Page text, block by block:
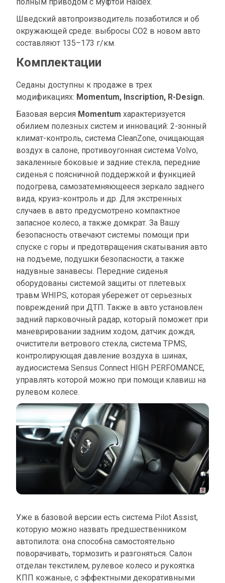
Шведский автопроизводитель позаботился и об
окружающей среде: выбросы СО2 в новом авто
составляют 135–173 г/км.
Комплектации
Седаны доступны к продаже в трех
модификациях: Momentum, Inscription, R-Design.
Базовая версия Momentum характеризуется
обилием полезных систем и инноваций: 2-зонный
климат-контроль, система CleanZone, очищающая
воздух в салоне, противоугонная система Volvo,
закаленные боковые и задние стекла, передние
сиденья с поясничной поддержкой и функцией
подогрева, самозатемняющееся зеркало заднего
вида, круиз-контроль и др. Для экстренных
случаев в авто предусмотрено компактное
запасное колесо, а также домкрат. За Вашу
безопасность отвечают системы помощи при
спуске с горы и предотвращения скатывания авто
на подъеме, подушки безопасности, а также
надувные занавесы. Передние сиденья
оборудованы системой защиты от плетевых
травм WHIPS, которая убережет от серьезных
повреждений при ДТП. Также в авто установлен
задний парковочный радар, который поможет при
маневрировании задним ходом, датчик дождя,
очистители ветрового стекла, система TPMS,
контролирующая давление воздуха в шинах,
аудиосистема Sensus Connect HIGH PERFOMANCE,
управлять которой можно при помощи клавиш на
рулевом колесе.
Уже в базовой версии есть система Pilot Assist,
которую можно назвать предшественником
автопилота: она способна самостоятельно
поворачивать, тормозить и разгоняться. Салон
отделан текстилем, рулевое колесо и рукоятка
КПП кожаные, с эффектными декоративными